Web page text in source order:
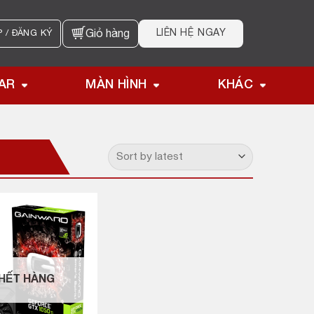
/ ĐĂNG KÝ Giỏ hàng LIÊN HỆ NGAY
MÀN HÌNH KHÁC
HÀNG